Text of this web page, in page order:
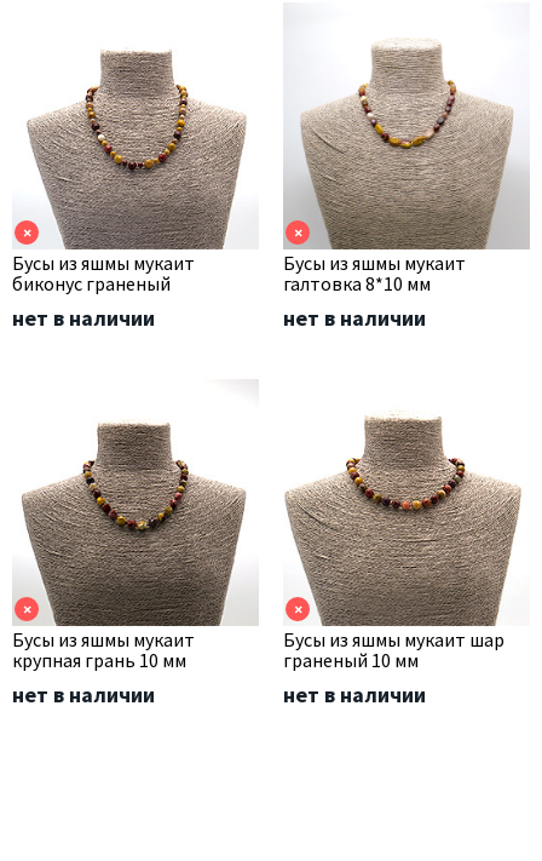
×
Бусы из яшмы мукаит
биконус граненый
нет в наличии
×
Бусы из яшмы мукаит
галтовка 8*10 мм
нет в наличии
×
Бусы из яшмы мукаит
крупная грань 10 мм
нет в наличии
×
Бусы из яшмы мукаит шар
граненый 10 мм
нет в наличии